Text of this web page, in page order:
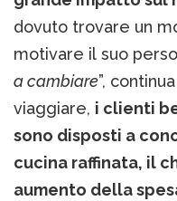
dovuto trovare un
motivare il suo
a cambiare”,
viaggiare, i clienti
sono disposti a
cucina raffinata, il
aumento della